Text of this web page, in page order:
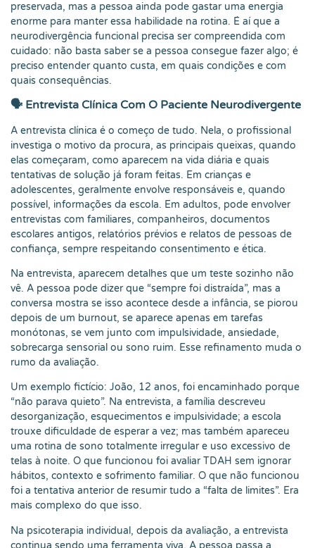
preservada, mas a pessoa ainda pode gastar uma energia
enorme para manter essa habilidade na rotina. É aí que a
neurodivergência funcional precisa ser compreendida com
cuidado: não basta saber se a pessoa consegue fazer algo; é
preciso entender quanto custa, em quais condições e com
quais consequências.
🗣️ Entrevista Clínica Com O Paciente Neurodivergente
A entrevista clínica é o começo de tudo. Nela, o profissional
investiga o motivo da procura, as principais queixas, quando
elas começaram, como aparecem na vida diária e quais
tentativas de solução já foram feitas. Em crianças e
adolescentes, geralmente envolve responsáveis e, quando
possível, informações da escola. Em adultos, pode envolver
entrevistas com familiares, companheiros, documentos
escolares antigos, relatórios prévios e relatos de pessoas de
confiança, sempre respeitando consentimento e ética.
Na entrevista, aparecem detalhes que um teste sozinho não
vê. A pessoa pode dizer que “sempre foi distraída”, mas a
conversa mostra se isso acontece desde a infância, se piorou
depois de um burnout, se aparece apenas em tarefas
monótonas, se vem junto com impulsividade, ansiedade,
sobrecarga sensorial ou sono ruim. Esse refinamento muda o
rumo da avaliação.
Um exemplo fictício: João, 12 anos, foi encaminhado porque
“não parava quieto”. Na entrevista, a família descreveu
desorganização, esquecimentos e impulsividade; a escola
trouxe dificuldade de esperar a vez; mas também apareceu
uma rotina de sono totalmente irregular e uso excessivo de
telas à noite. O que funcionou foi avaliar TDAH sem ignorar
hábitos, contexto e sofrimento familiar. O que não funcionou
foi a tentativa anterior de resumir tudo a “falta de limites”. Era
mais complexo do que isso.
Na psicoterapia individual, depois da avaliação, a entrevista
continua sendo uma ferramenta viva. A pessoa passa a